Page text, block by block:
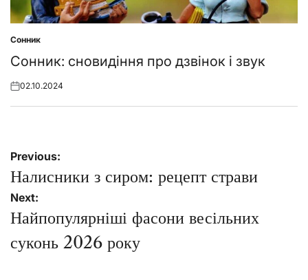
Posted
in
Сонник
Сонник: сновидіння про дзвінок і звук
Posted
02.10.2024
Навігація
записів
Previous:
Налисники з сиром: рецепт страви
Next:
Найпопулярніші фасони весільних
суконь 2026 року